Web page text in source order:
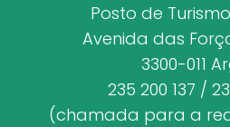
Posto de
Avenida das
3300-011
235 200 137 /
(chamada para a